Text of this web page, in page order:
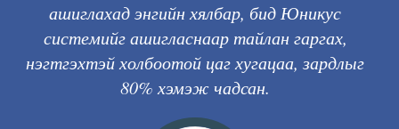
ашиглахад энгийн хялбар, бид Юникус
системийг ашигласнаар тайлан гаргах,
нэгтгэхтэй холбоотой цаг хугацаа, зардлыг
80% хэмэж чадсан.